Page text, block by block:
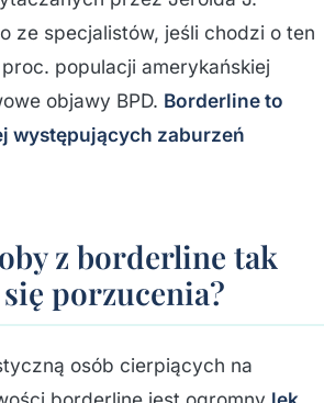
ze specjalistów, jeśli chodzi o ten
populacji amerykańskiej
objawy BPD. Borderline to
występujących zaburzeń
z borderline tak
porzucenia?
osób cierpiących na